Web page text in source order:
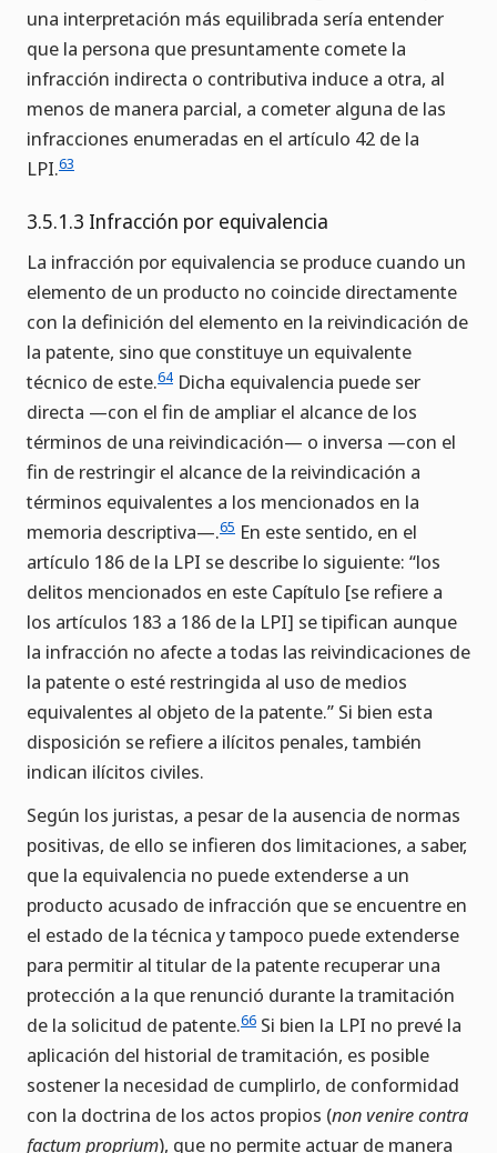
una interpretación más equilibrada sería entender
que la persona que presuntamente comete la
infracción indirecta o contributiva induce a otra, al
menos de manera parcial, a cometer alguna de las
infracciones enumeradas en el artículo 42 de la
LPI.63
3.5.1.3 Infracción por equivalencia
La infracción por equivalencia se produce cuando un
elemento de un producto no coincide directamente
con la definición del elemento en la reivindicación de
la patente, sino que constituye un equivalente
técnico de este.64 Dicha equivalencia puede ser
directa —con el fin de ampliar el alcance de los
términos de una reivindicación— o inversa —con el
fin de restringir el alcance de la reivindicación a
términos equivalentes a los mencionados en la
memoria descriptiva—.65 En este sentido, en el
artículo 186 de la LPI se describe lo siguiente: “los
delitos mencionados en este Capítulo [se refiere a
los artículos 183 a 186 de la LPI] se tipifican aunque
la infracción no afecte a todas las reivindicaciones de
la patente o esté restringida al uso de medios
equivalentes al objeto de la patente.” Si bien esta
disposición se refiere a ilícitos penales, también
indican ilícitos civiles.
Según los juristas, a pesar de la ausencia de normas
positivas, de ello se infieren dos limitaciones, a saber,
que la equivalencia no puede extenderse a un
producto acusado de infracción que se encuentre en
el estado de la técnica y tampoco puede extenderse
para permitir al titular de la patente recuperar una
protección a la que renunció durante la tramitación
de la solicitud de patente.66 Si bien la LPI no prevé la
aplicación del historial de tramitación, es posible
sostener la necesidad de cumplirlo, de conformidad
con la doctrina de los actos propios (non venire contra
factum proprium), que no permite actuar de manera